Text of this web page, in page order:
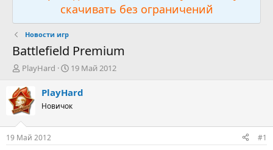
скачивать без ограничений
Новости игр
Battlefield Premium
А
т
о
р
т
е
м
PlayHard
Д
т
н
а
19 Май 2012
PlayHard
Новичок
19 Май 2012 #1